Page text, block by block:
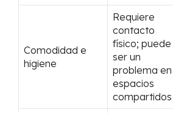
Comodidad e
higiene
Requiere
contacto
físico; puede
ser un
problema en
espacios
compartidos